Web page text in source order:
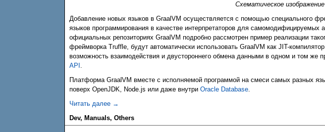
Схематическое
Добавление новых языков в GraalVM осуществляется с помощью специального
языков программирования в качестве интерпретаторов для самомодифицируемых
официальных репозиториях GraalVM подробно рассмотрен пример реализации
фреймворка Truffle, будут автоматически использовать GraalVM как JIT-
возможность взаимодействия и двустороннего обмена данными в одном и том же
API .
Платформа GraalVM вместе с исполняемой программой на смеси самых разных
поверх OpenJDK, Node.js или даже внутри Oracle Database.
Читать далее Опыт сопряжения Java, JavaScript, Ruby и Python в одном проекте
→
Dev, Manuals, Others